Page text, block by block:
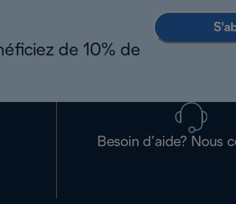
de 10% de
Besoin d’aide? Nous